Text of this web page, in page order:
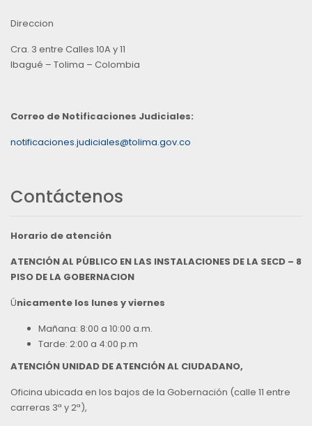
Direccion
Cra. 3 entre Calles 10A y 11
Ibagué – Tolima – Colombia
Correo de Notificaciones Judiciales:
notificaciones.judiciales@tolima.gov.co
Contáctenos
Horario de atención
ATENCIÓN AL PÚBLICO EN LAS INSTALACIONES DE LA SECD – 8
PISO DE LA GOBERNACION
Únicamente los lunes y viernes
Mañana: 8:00 a 10:00 a.m.
Tarde: 2:00 a 4:00 p.m
ATENCIÓN UNIDAD DE ATENCIÓN AL CIUDADANO,
Oficina ubicada en los bajos de la Gobernación (calle 11 entre
carreras 3ª y 2ª),